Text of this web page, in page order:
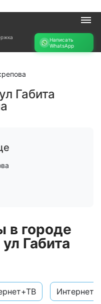
Написать
WhatsApp
в офис
к
Габита
в городе
Габита